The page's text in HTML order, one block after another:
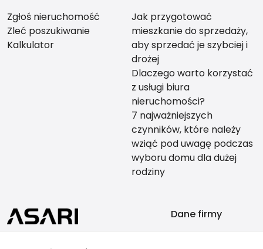
Zgłoś nieruchomość
Zleć poszukiwanie
Kalkulator
Jak przygotować
mieszkanie do sprzedaży,
aby sprzedać je szybciej i
drożej
Dlaczego warto korzystać
z usługi biura
nieruchomości?
7 najważniejszych
czynników, które należy
wziąć pod uwagę podczas
wyboru domu dla dużej
rodziny
Dane firmy